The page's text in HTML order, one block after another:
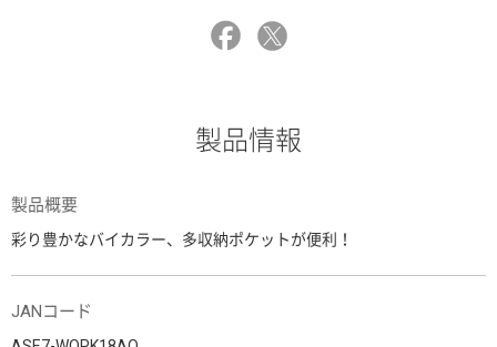
製品情報
製品概要
彩り豊かなバイカラー、多収納ポケットが便利！
JANコード